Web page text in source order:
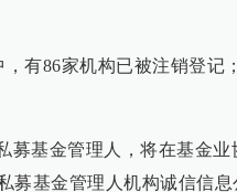
有86家机构已被注销登记
募基金管理人，将在基金
募基金管理人机构诚信信